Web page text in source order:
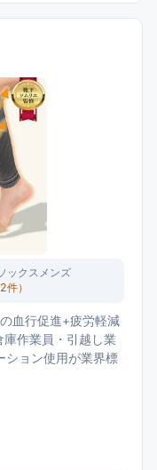
ックスメンズ
件）
血行促進+疲労軽減
作業員・引越し業
ション使用が業界標